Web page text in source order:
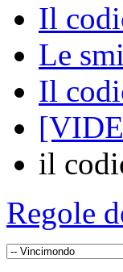
Il
Le
Il
il
Regole